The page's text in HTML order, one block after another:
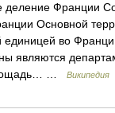
деление Франции
Основной
единицей во
являются
…
Википедия